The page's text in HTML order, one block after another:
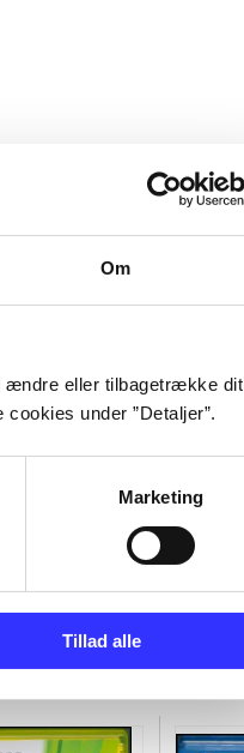
Om
ændre eller tilbagetrække dit
under ”Detaljer”.
Marketing
Tillad alle